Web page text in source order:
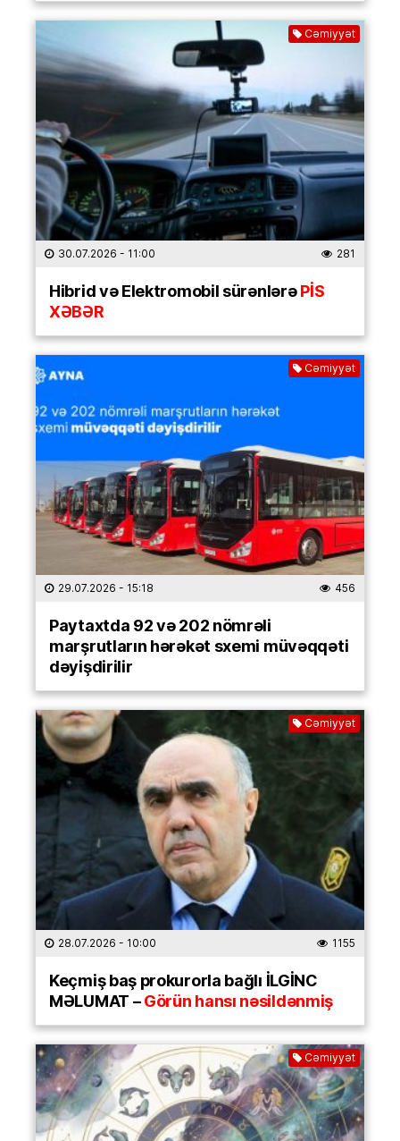
Cəmiyyət
30.07.2026 - 11:00 281
Hibrid və Elektromobil sürənlərəPİS
XƏBƏR
Cəmiyyət
29.07.2026 - 15:18 456
Paytaxtda 92 və 202 nömrəli
marşrutların hərəkət sxemi müvəqqəti
dəyişdirilir
Cəmiyyət
28.07.2026 - 10:00 1155
Keçmiş baş prokurorla bağlı İLGİNC
MƏLUMAT –Görün hansı nəsildənmiş
Cəmiyyət